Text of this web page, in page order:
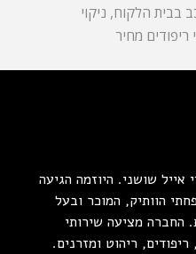
בבית הלקוח, ניקוי
ריפודים מחיר
בשנת 2012 על ידי אייל שושני. היוזמה הגיעה
הוותיק, המוכר ובעל
החברה מציעה שירותי
ריהוט ומזרנים.